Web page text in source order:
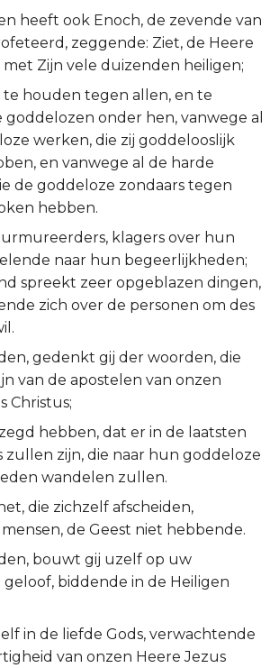
heeft ook Enoch, de zevende van
zeggende: Ziet, de Heere
met Zijn vele duizenden heiligen;
houden tegen allen, en te
goddelozen onder hen, vanwege al
werken, die zij goddelooslijk
en vanwege al de harde
de goddeloze zondaars tegen
hebben.
klagers over hun
naar hun begeerlijkheden;
spreekt zeer opgeblazen dingen,
zich over de personen om des
gedenkt gij der woorden, die
van de apostelen van onzen
Christus;
hebben, dat er in de laatsten
zullen zijn, die naar hun goddeloze
wandelen zullen.
die zichzelf afscheiden,
de Geest niet hebbende.
bouwt gij uzelf op uw
biddende in de Heiligen
in de liefde Gods, verwachtende
van onzen Heere Jezus